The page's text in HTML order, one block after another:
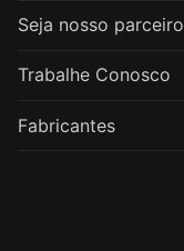
Seja nosso parceiro
Trabalhe Conosco
Fabricantes